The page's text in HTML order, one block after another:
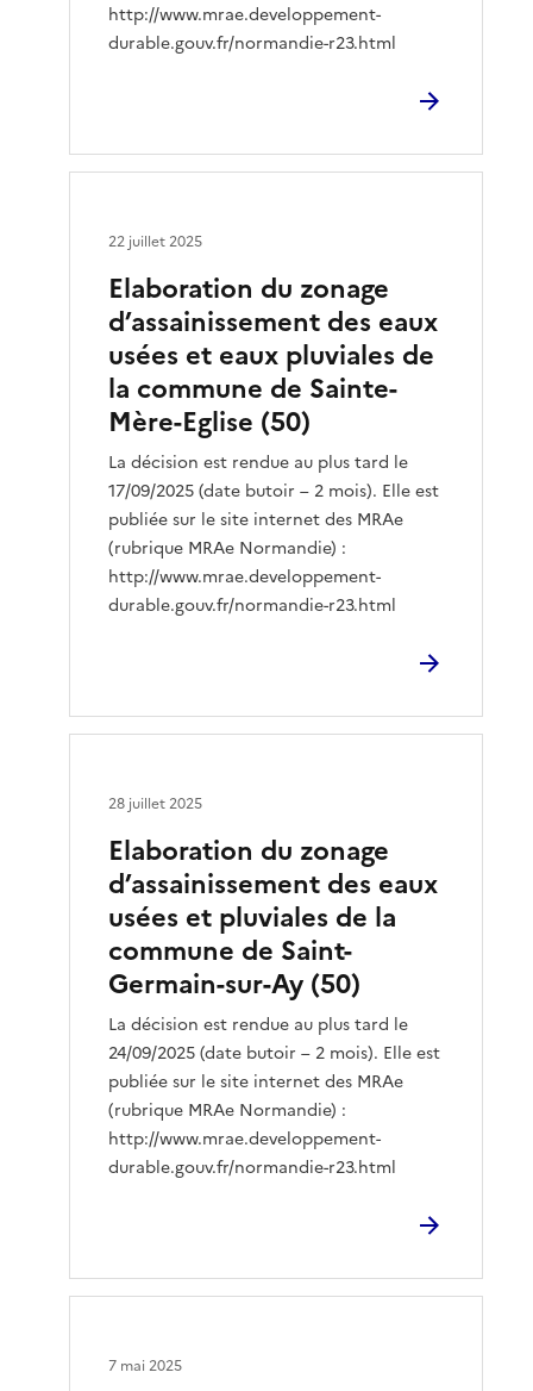
http://www.mrae.developpement-
durable.gouv.fr/normandie-r23.html
Elaboration du zonage
d’assainissement des eaux
usées et eaux pluviales de
la commune de Sainte-
Mère-Eglise (50)
La décision est rendue au plus tard le
17/09/2025 (date butoir – 2 mois). Elle est
publiée sur le site internet des MRAe
(rubrique MRAe Normandie) :
http://www.mrae.developpement-
durable.gouv.fr/normandie-r23.html
22 juillet 2025
Elaboration du zonage
d’assainissement des eaux
usées et pluviales de la
commune de Saint-
Germain-sur-Ay (50)
La décision est rendue au plus tard le
24/09/2025 (date butoir – 2 mois). Elle est
publiée sur le site internet des MRAe
(rubrique MRAe Normandie) :
http://www.mrae.developpement-
durable.gouv.fr/normandie-r23.html
28 juillet 2025
7 mai 2025